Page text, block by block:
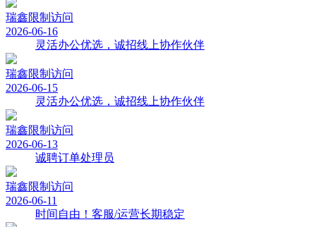
瑞鑫限制访问
2026-06-16
灵活办公优选，诚招线上协作伙伴
瑞鑫限制访问
2026-06-15
灵活办公优选，诚招线上协作伙伴
瑞鑫限制访问
2026-06-13
诚聘订单处理员
瑞鑫限制访问
2026-06-11
时间自由！客服/运营长期稳定